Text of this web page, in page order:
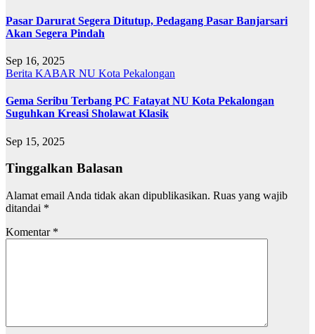
Pasar Darurat Segera Ditutup, Pedagang Pasar Banjarsari
Akan Segera Pindah
Sep 16, 2025
Berita KABAR NU Kota Pekalongan
Gema Seribu Terbang PC Fatayat NU Kota Pekalongan
Suguhkan Kreasi Sholawat Klasik
Sep 15, 2025
Tinggalkan Balasan
Alamat email Anda tidak akan dipublikasikan. Ruas yang wajib
ditandai *
Komentar *